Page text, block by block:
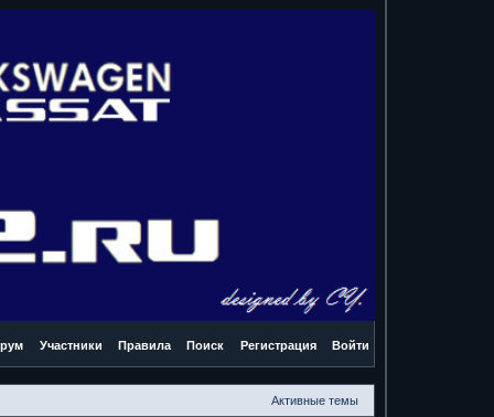
Участники Правила Поиск Регистрация Войти
Активные темы